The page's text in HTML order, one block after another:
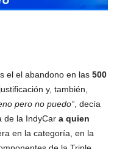
el el abandono en las 500
y, también,
pero no puedo”, decía
de la IndyCar a quien
en la categoría, en la